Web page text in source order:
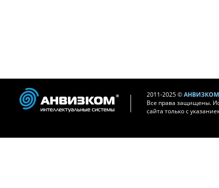
2011-2025 ©
Все права защищены.
сайта только с